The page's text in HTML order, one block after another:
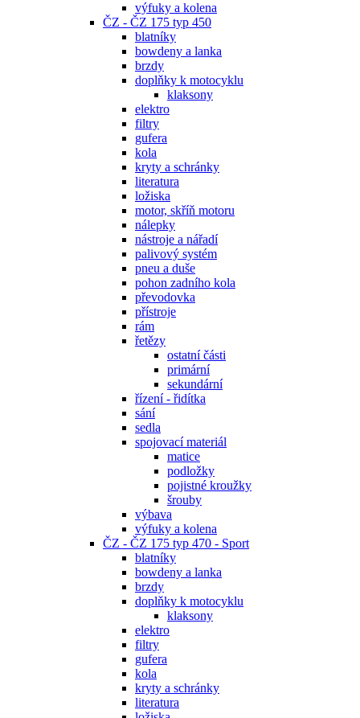
výfuky a kolena
ČZ - ČZ 175 typ 450
blatníky
bowdeny a lanka
brzdy
doplňky k motocyklu
klaksony
elektro
filtry
gufera
kola
kryty a schránky
literatura
ložiska
motor, skříň motoru
nálepky
nástroje a nářadí
palivový systém
pneu a duše
pohon zadního kola
převodovka
přístroje
rám
řetězy
ostatní části
primární
sekundární
řízení - řidítka
sání
sedla
spojovací materiál
matice
podložky
pojistné kroužky
šrouby
výbava
výfuky a kolena
ČZ - ČZ 175 typ 470 - Sport
blatníky
bowdeny a lanka
brzdy
doplňky k motocyklu
klaksony
elektro
filtry
gufera
kola
kryty a schránky
literatura